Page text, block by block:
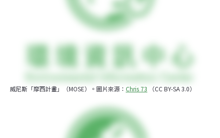
威尼斯「摩西計畫」（MOSE）。圖片來源： Chris 73 （CC BY-SA 3.0）